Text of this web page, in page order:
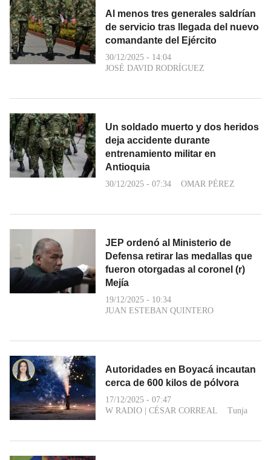
Al menos tres generales saldrían
de servicio tras llegada del nuevo
comandante del Ejército
30/12/2025 - 14:04
JOSÉ DAVID RODRÍGUEZ
Un soldado muerto y dos heridos
deja accidente durante
entrenamiento militar en
Antioquia
30/12/2025 - 07:34 OMAR PÉREZ
JEP ordenó al Ministerio de
Defensa retirar las medallas que
fueron otorgadas al coronel (r)
Mejía
19/12/2025 - 10:34
JUAN ESTEBAN QUINTERO
Autoridades en Boyacá incautan
cerca de 600 kilos de pólvora
17/12/2025 - 07:47
W RADIO | CÉSAR CORREAL Tunja